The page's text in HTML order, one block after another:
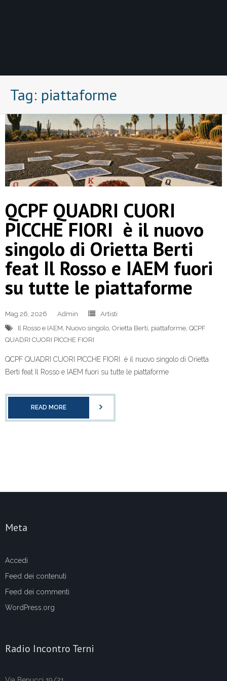
Tag: piattaforme
QCPF QUADRI CUORI
PICCHE FIORI è il nuovo
singolo di Orietta Berti
feat Il Rosso e IAEM fuori
su tutte le piattaforme
Mag 26, 2026 Admin
Artisti
Il Rosso e IAEM Nuovo singolo Orietta Berti piattaforme QCPF
QUADRI CUORI PICCHE FIORI
QCPF QUADRI CUORI PICCHE FIORI è il nuovo singolo di Orietta
Berti feat Il Rosso e IAEM fuori su tutte le piattaforme
READ MORE
Meta
Accedi
Feed dei contenuti
Feed dei commenti
WordPress.org
Radio Incontro Terni